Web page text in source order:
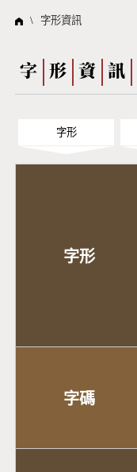
線上教學
倉頡查詢
Big5查詢
問題集
\ 字形資訊
字 形 資 訊
字形
字形
字碼